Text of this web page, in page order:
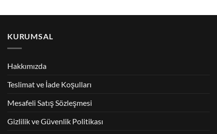
KURUMSAL
Hakkımızda
Teslimat ve İade Koşulları
Mesafeli Satış Sözleşmesi
Gizlilik ve Güvenlik Politikası